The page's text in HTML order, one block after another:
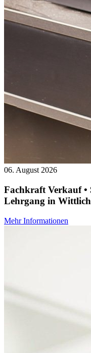
06. August 2026
Fachkraft Verkauf •
Lehrgang in
Mehr Informationen